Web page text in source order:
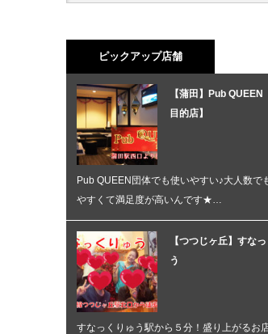
ピックアップ店舗
【蒲田】Pub QUEEN
目的店】
Pub QUEEN団体でも使いやすい♪大人数で
やすくて満足度が高いんです★…
【つつじヶ丘】すな
う
すなっくりゅう駅から５分！盛り上がるお